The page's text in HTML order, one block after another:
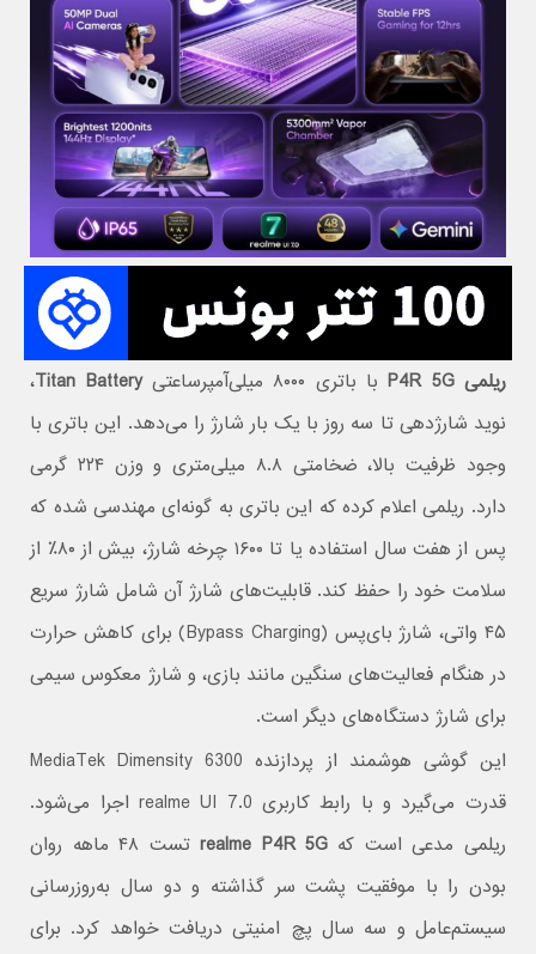
ریلمی P4R 5G با باتری ۸۰۰۰ میلی‌آمپرساعتی Titan Battery،
نوید شارژدهی تا سه روز با یک بار شارژ را می‌دهد. این باتری با
وجود ظرفیت بالا، ضخامتی ۸.۸ میلی‌متری و وزن ۲۲۴ گرمی
دارد. ریلمی اعلام کرده که این باتری به گونه‌ای مهندسی شده که
پس از هفت سال استفاده یا تا ۱۶۰۰ چرخه شارژ، بیش از ۸۰٪ از
سلامت خود را حفظ کند. قابلیت‌های شارژ آن شامل شارژ سریع
۴۵ واتی، شارژ بای‌پس (Bypass Charging) برای کاهش حرارت
در هنگام فعالیت‌های سنگین مانند بازی، و شارژ معکوس سیمی
برای شارژ دستگاه‌های دیگر است.
این گوشی هوشمند از پردازنده MediaTek Dimensity 6300
قدرت می‌گیرد و با رابط کاربری realme UI 7.0 اجرا می‌شود.
ریلمی مدعی است که realme P4R 5G
تست ۴۸ ماهه روان
بودن را با موفقیت پشت سر گذاشته و دو سال به‌روزرسانی
سیستم‌عامل و سه سال پچ امنیتی دریافت خواهد کرد. برای